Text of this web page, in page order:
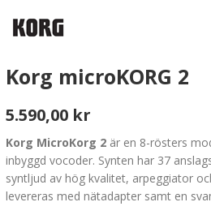
Korg microKORG 2
5.590,00 kr
Korg MicroKorg 2 är en 8-rösters
inbyggd vocoder. Synten har 37
syntljud av hög kvalitet, arpeggiator
levereras med nätadapter samt en